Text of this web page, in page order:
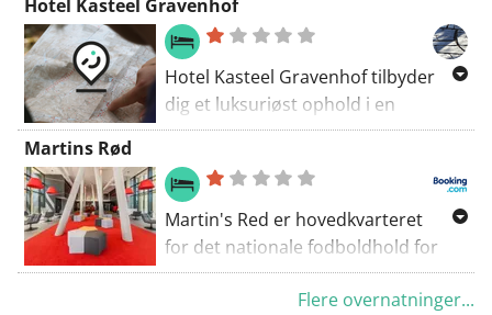
Hotel Kasteel Gravenhof
Hotel Kasteel Gravenhof tilbyder
dig et luksuriøst ophold i en
rummelig ramme.
380 44 99.
INFO:
Alsembergsesteenweg, 676
Martins Rød
Martin's Red er hovedkvarteret
for det nationale fodboldhold for
Belgien og tilbyder indkvartering i
Tubize, 19 km fra Bruxelles.
Flere overnatninger...